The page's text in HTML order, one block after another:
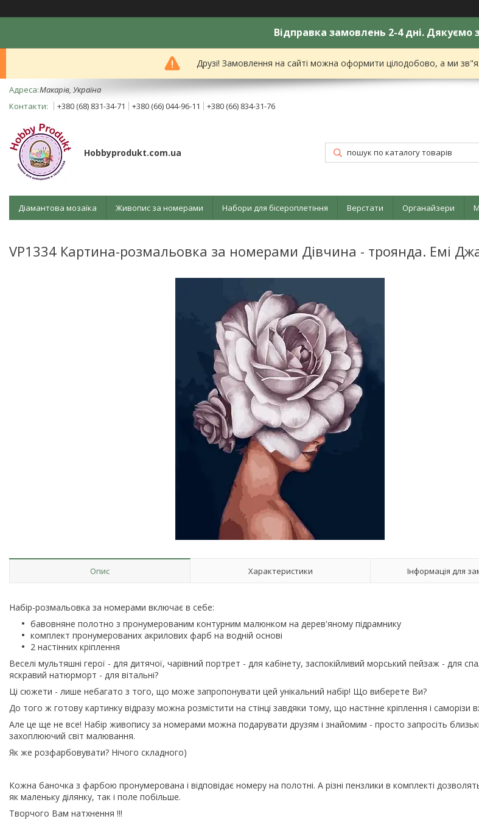
Відправка замовлень 2-4 дні. Дякуємо
Друзі! Замовлення на сайті можна оформити цілодобово, а ми
Mакарів, Україна
+380 (68) 831-34-71
+380 (66) 044-96-11 +380 (66) 834-31-76
Hobbyprodukt.com.ua
Діамантова мозаїка Живопис за номерами Набори для бісероплетіння Верстати Органайзери
VP1334 Картина-розмальовка за номерами Дівчина - троянда. Емі
Опис Характеристики Інформація для
Набір-розмальовка за номерами включає в себе:
бавовняне полотно з пронумерованим контурним малюнком на дерев'яному підрамнику
комплект пронумерованих акрилових фарб на водній основі
2 настінних кріплення
Веселі мультяшні герої - для дитячої, чарівний портрет - для кабінету, заспокійливий морський пейзаж - для
яскравий натюрморт - для вітальні?
Ці сюжети - лише небагато з того, що може запропонувати цей унікальний набір! Що виберете Ви?
До того ж готову картинку відразу можна розмістити на стінці завдяки тому, що настінне кріплення і саморізи
Але це ще не все! Набір живопису за номерами можна подарувати друзям і знайомим - просто запросіть
захоплюючий світ малювання.
Як же розфарбовувати? Нічого складного)
Кожна баночка з фарбою пронумерована і відповідає номеру на полотні. А різні пензлики в комплекті
як маленьку ділянку, так і поле побільше.
Творчого Вам натхнення !!!